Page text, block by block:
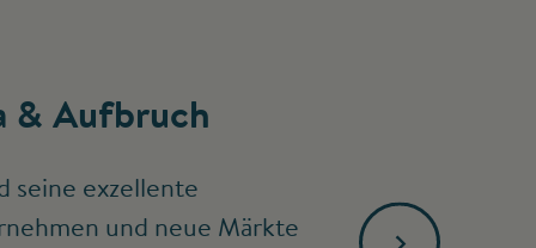
& Aufbruch
seine exzellente
und neue Märkte